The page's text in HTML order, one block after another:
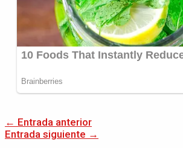
← Entrada anterior
Entrada siguiente →